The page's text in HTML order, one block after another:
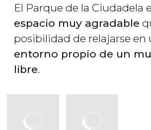
El Parque de la Ciudadela
espacio muy agradable
posibilidad de relajarse en
entorno propio de un
libre.